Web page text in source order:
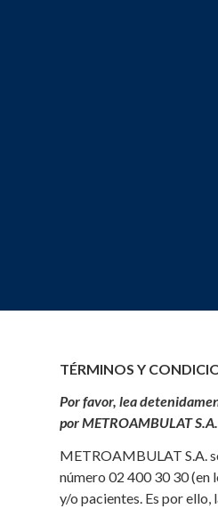
TÉRMINOS Y
Por favor, lea
por METROAMBULAT S.A.
METROAMBULAT S.A.
número 02 400 30 30 (en
y/o pacientes. Es por